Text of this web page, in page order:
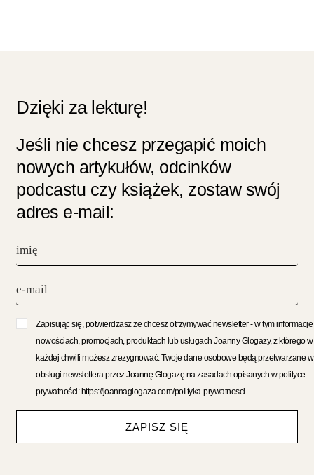
Dzięki za lekturę!
Jeśli nie chcesz przegapić moich
nowych artykułów, odcinków
podcastu czy książek, zostaw swój
adres e-mail:
Zapisując się, potwierdzasz że chcesz otrzymywać newsletter - w tym informacje
nowościach, promocjach, produktach lub usługach Joanny Glogazy, z którego w
każdej chwili możesz zrezygnować. Twoje dane osobowe będą przetwarzane
obsługi newslettera przez Joannę Glogazę na zasadach opisanych w polityce
prywatności: https://joannaglogaza.com/polityka-prywatnosci.
ZAPISZ SIĘ